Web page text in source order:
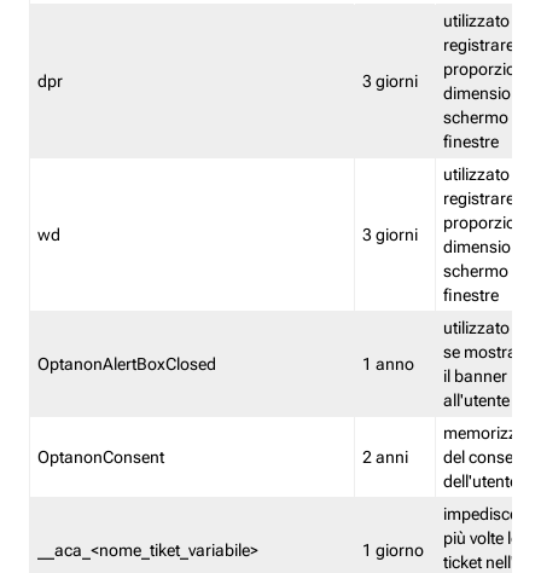
dpr 3 giorni
utilizzato per
registrare le
proporzioni
dimensioni
schermo e
finestre
wd 3 giorni
utilizzato per
registrare le
proporzioni
dimensioni
schermo e
finestre
OptanonAlertBoxClosed 1 anno
utilizzato per
se mostrare
il banner
all'utente
OptanonConsent 2 anni
memorizza
del
dell'utente
__aca_<nome_tiket_variabile> 1 giorno
impedisce di
più volte lo
ticket